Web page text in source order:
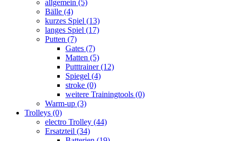
allgemein (5)
Bälle (4)
kurzes Spiel (13)
langes Spiel (17)
Putten (7)
Gates (7)
Matten (5)
Putttrainer(12)
Spiegel (4)
stroke (0)
weitere Trainingtools (0)
Warm-up (3)
Trolleys (0)
electro Trolley (44)
Ersatzteil (34)